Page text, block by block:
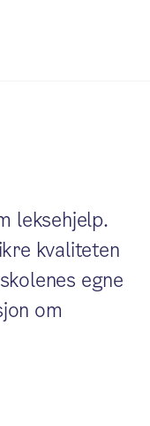
leksehjelp.
kvaliteten
egne
om